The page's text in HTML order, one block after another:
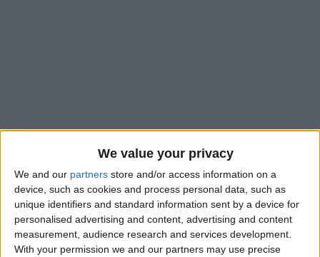
We value your privacy
We and our partners store and/or access information on a
device, such as cookies and process personal data, such as
unique identifiers and standard information sent by a device for
personalised advertising and content, advertising and content
measurement, audience research and services development.
With your permission we and our partners may use precise
En marge de la trêve internationale de mars se tiendra un
rendez-vous incontournable du football de sélection pour les
jeunes, avec le Mondial de Montaigu. Et deux Monégasques
auront l’opportunité d’y participer. Le gardien Théo Hervier-
Gisquet et le milieu Saad Bhihi ont été retenus dans la liste de
l’équipe de France U16 dévoilée par Johan […]